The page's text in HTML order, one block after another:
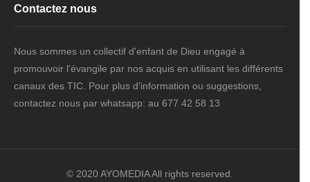
Contactez nous
Nous sommes un collectif d'enfant de Dieu engagé à
promouvoir l'évangile par nos acquis en utilisant les différents
canaux des TIC. Pour plus d'information ou suggestions,
contactez nous par whatsapp: au 677 42 58 13
© 2020 AYOMEDIA All rights reserved.